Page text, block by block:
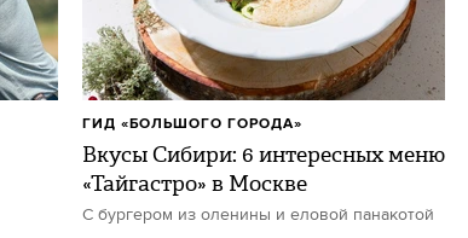
Вкусы Сибири: 6 интересных меню
«Тайгастро» в Москве
С бургером из оленины и еловой панакотой
ГИД «БОЛЬШОГО ГОРОДА»